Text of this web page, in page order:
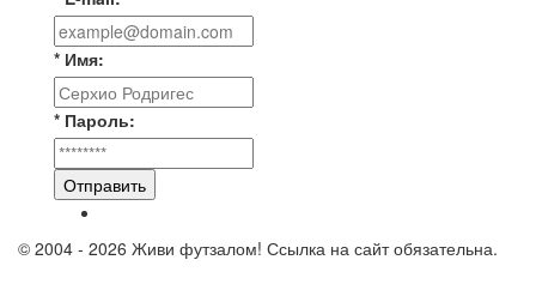
* Имя:
* Пароль:
Отправить
© 2004 - 2026 Живи футзалом! Ссылка на сайт обязательна.